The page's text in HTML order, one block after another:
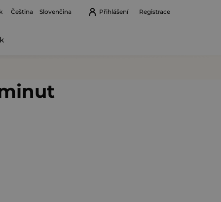
Čeština Slovenčina Přihlášení Registrace
Nákupní